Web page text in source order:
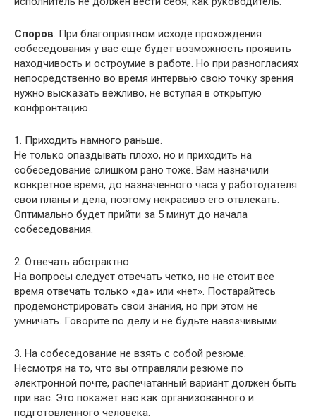
Споров. При благоприятном исходе прохождения
собеседования у вас еще будет возможность проявить
находчивость и остроумие в работе. Но при разногласиях
непосредственно во время интервью свою точку зрения
нужно высказать вежливо, не вступая в открытую
конфронтацию.
1. Приходить намного раньше.
Не только опаздывать плохо, но и приходить на
собеседование слишком рано тоже. Вам назначили
конкретное время, до назначенного часа у работодателя
свои планы и дела, поэтому некрасиво его отвлекать.
Оптимально будет прийти за 5 минут до начала
собеседования.
2. Отвечать абстрактно.
На вопросы следует отвечать четко, но не стоит все
время отвечать только «да» или «нет». Постарайтесь
продемонстрировать свои знания, но при этом не
умничать. Говорите по делу и не будьте навязчивыми.
3. На собеседование не взять с собой резюме.
Несмотря на то, что вы отправляли резюме по
электронной почте, распечатанный вариант должен быть
при вас. Это покажет вас как организованного и
подготовленного человека.